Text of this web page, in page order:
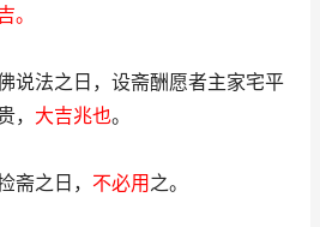
。
说法之日，设斋酬愿者主家宅平
， 大吉兆也。
斋之日， 不必用之。